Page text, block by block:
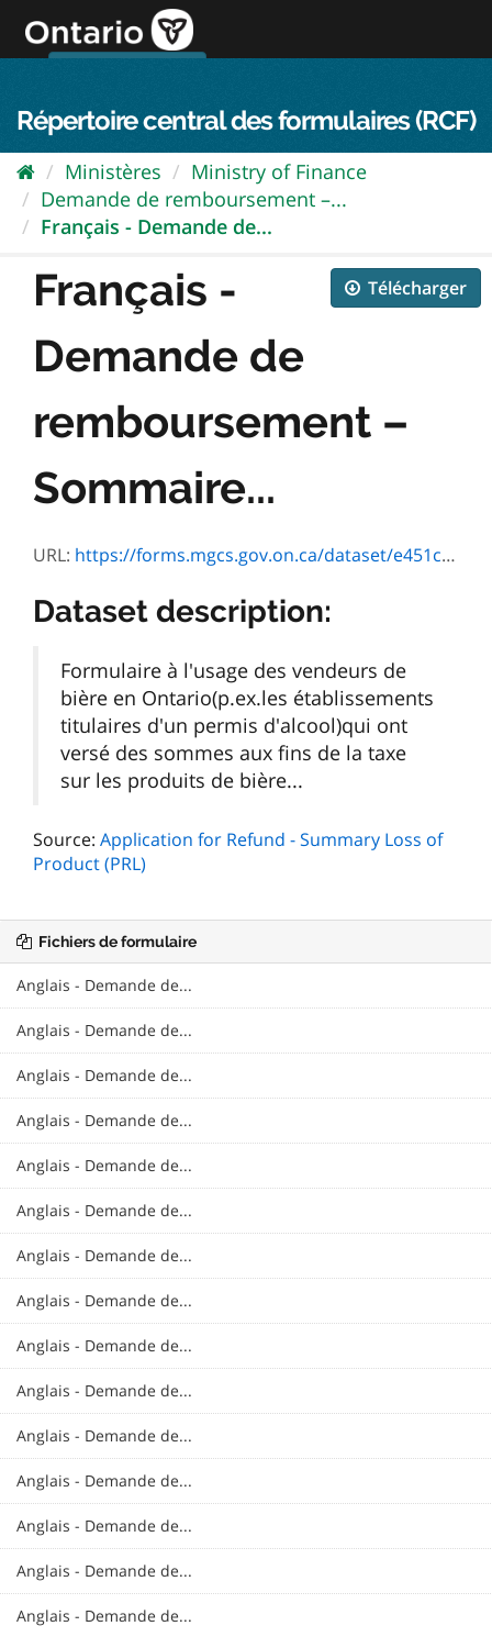
directement
au
Répertoire central des formulaires (RCF)
Ministères
Ministry of Finance
Demande de remboursement –...
Français - Demande de...
Télécharger
Français -
Demande de
remboursement –
Sommaire...
URL: https://forms.mgcs.gov.on.ca/dataset/e451ca7d-057f-4a94-9a34-1168374d406a/resource/f787298d-7618-4bf8-8ea9-93fcdea29ebc/download/2011_12_version_3446f.pdf
Dataset description:
Formulaire à l'usage des vendeurs de
bière en Ontario(p.ex.les établissements
titulaires d'un permis d'alcool)qui ont
versé des sommes aux fins de la taxe
sur les produits de bière...
Source: Application for Refund - Summary Loss of
Product (PRL)
Fichiers de formulaire
Anglais - Demande de...
Anglais - Demande de...
Anglais - Demande de...
Anglais - Demande de...
Anglais - Demande de...
Anglais - Demande de...
Anglais - Demande de...
Anglais - Demande de...
Anglais - Demande de...
Anglais - Demande de...
Anglais - Demande de...
Anglais - Demande de...
Anglais - Demande de...
Anglais - Demande de...
Anglais - Demande de...